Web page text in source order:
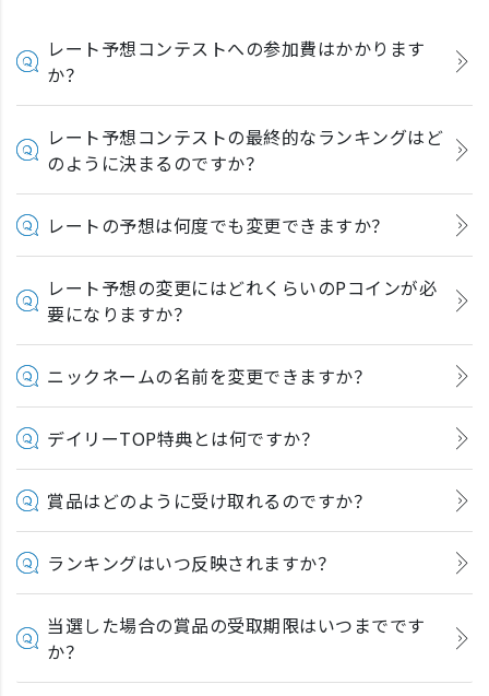
レート予想コンテストへの参加費はかかります
か？
レート予想コンテストの最終的なランキングはど
のように決まるのですか？
レートの予想は何度でも変更できますか？
レート予想の変更にはどれくらいのPコインが必
要になりますか？
ニックネームの名前を変更できますか？
デイリーTOP特典とは何ですか？
賞品はどのように受け取れるのですか？
ランキングはいつ反映されますか？
当選した場合の賞品の受取期限はいつまでです
か？